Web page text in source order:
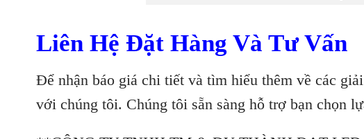
Liên Hệ Đặt Hàng Và Tư Vấn
Để nhận báo giá chi tiết và tìm hiểu thêm về các
với chúng tôi. Chúng tôi sẵn sàng hỗ trợ bạn chọn